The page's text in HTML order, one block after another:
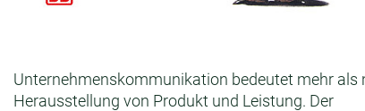
Unternehmenskommunikation bedeutet mehr als
Herausstellung von Produkt und Leistung. Der